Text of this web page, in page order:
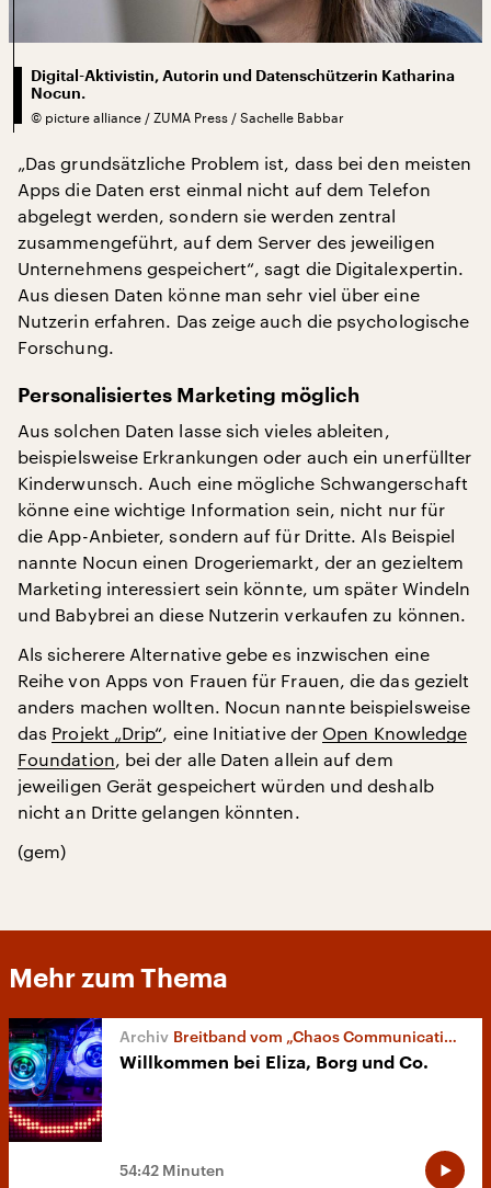
Digital-Aktivistin, Autorin und Datenschützerin Katharina
Nocun.
© picture alliance / ZUMA Press / Sachelle Babbar
„Das grundsätzliche Problem ist, dass bei den meisten
Apps die Daten erst einmal nicht auf dem Telefon
abgelegt werden, sondern sie werden zentral
zusammengeführt, auf dem Server des jeweiligen
Unternehmens gespeichert“, sagt die Digitalexpertin.
Aus diesen Daten könne man sehr viel über eine
Nutzerin erfahren. Das zeige auch die psychologische
Forschung.
Personalisiertes Marketing möglich
Aus solchen Daten lasse sich vieles ableiten,
beispielsweise Erkrankungen oder auch ein unerfüllter
Kinderwunsch. Auch eine mögliche Schwangerschaft
könne eine wichtige Information sein, nicht nur für
die App-Anbieter, sondern auf für Dritte. Als Beispiel
nannte Nocun einen Drogeriemarkt, der an gezieltem
Marketing interessiert sein könnte, um später Windeln
und Babybrei an diese Nutzerin verkaufen zu können.
Als sicherere Alternative gebe es inzwischen eine
Reihe von Apps von Frauen für Frauen, die das gezielt
anders machen wollten. Nocun nannte beispielsweise
das Projekt „Drip“, eine Initiative der Open Knowledge
Foundation, bei der alle Daten allein auf dem
jeweiligen Gerät gespeichert würden und deshalb
nicht an Dritte gelangen könnten.
(gem)
Mehr zum Thema
Breitband vom „Chaos Communication Congress“
Willkommen bei Eliza, Borg und Co.
54:42 Minuten